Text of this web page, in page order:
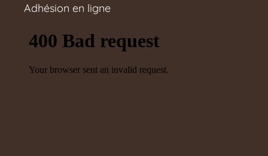
Adhésion en ligne